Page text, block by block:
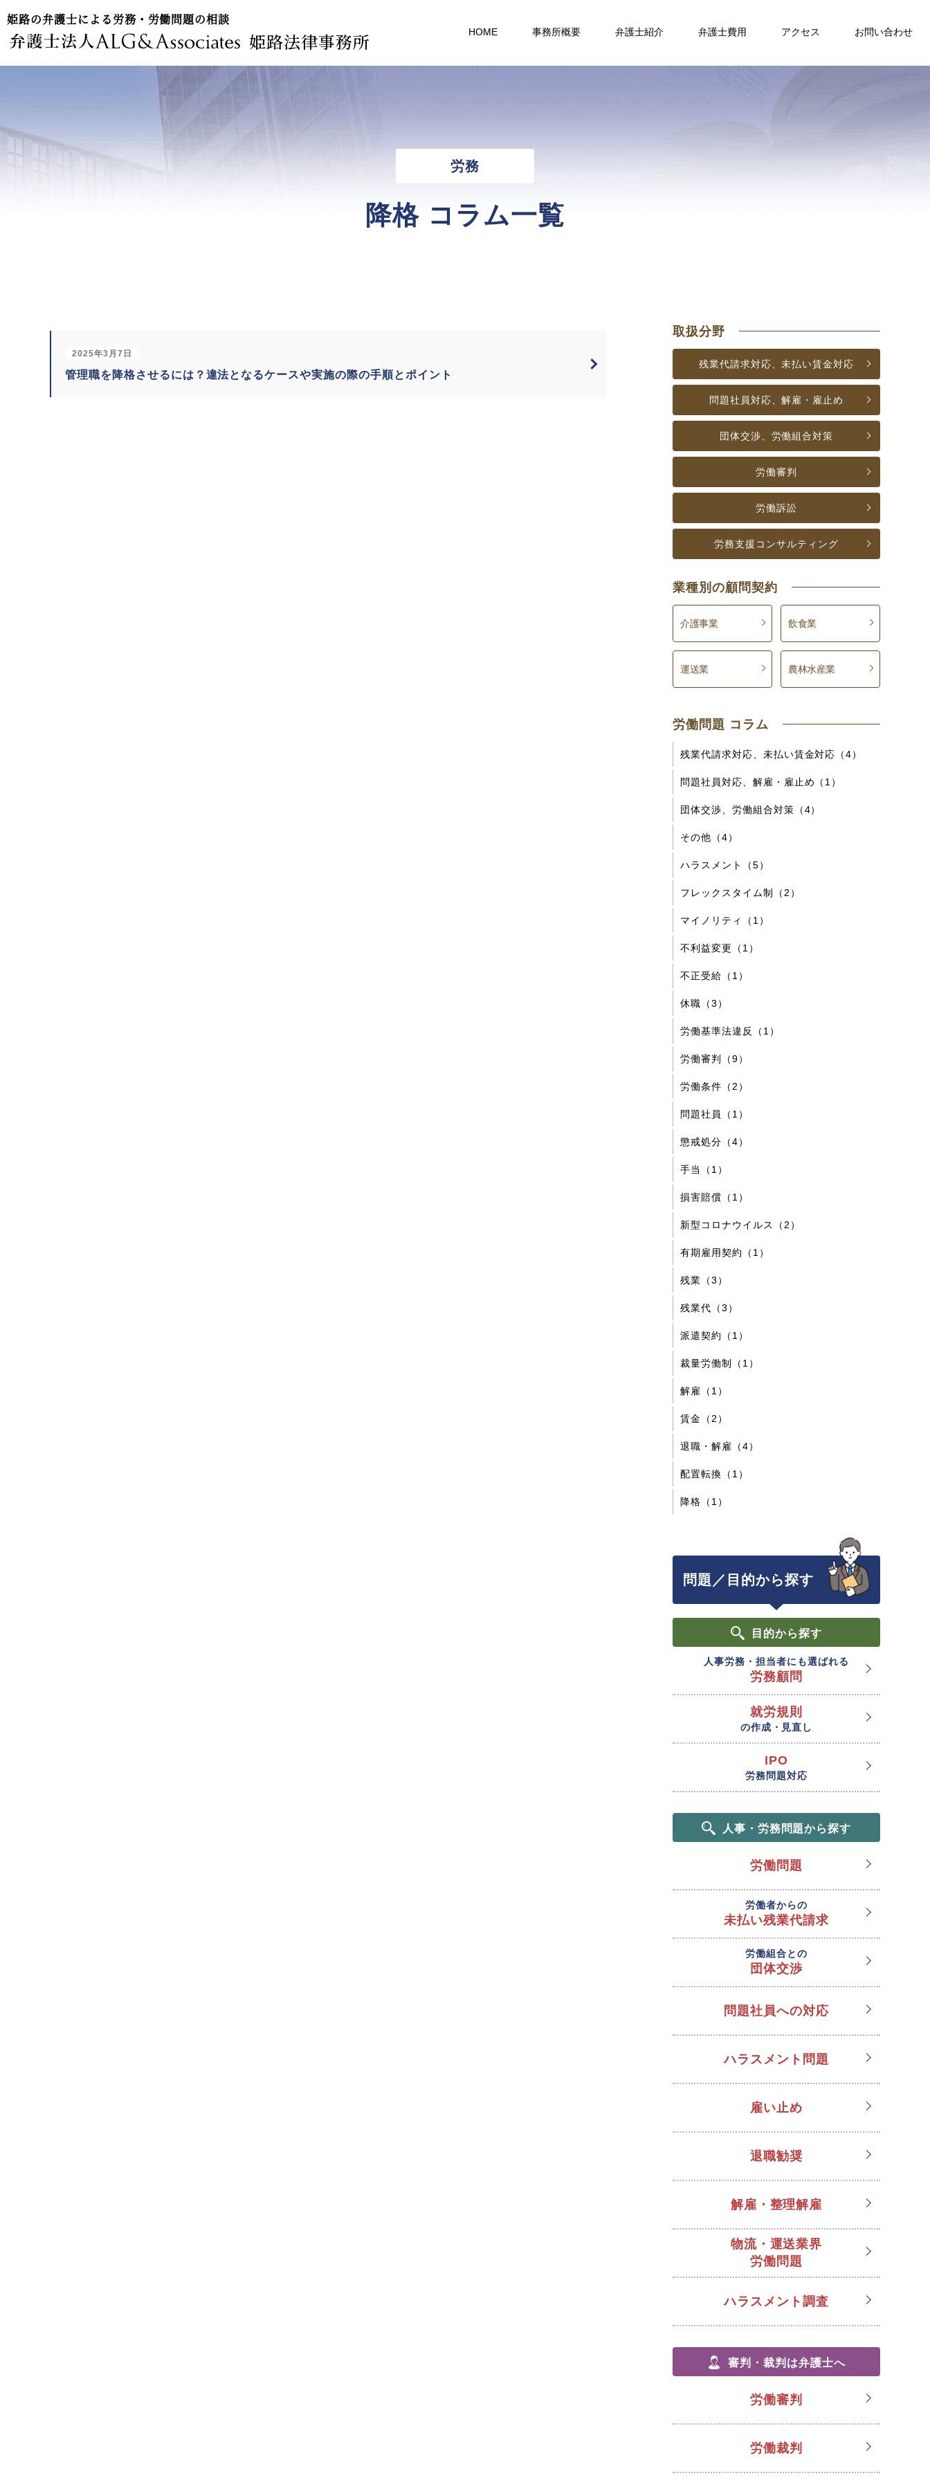
姫路の弁護士による労務・労働問題の相談
姫路法律事務所 HOME 事務所概要 弁護士紹介 弁護士費用 アクセス お問い合わせ
労務
降格 コラム一覧
2025年3月7日
管理職を降格させるには？違法となるケースや実施の際の手順とポイント
取扱分野
残業代請求対応、未払い賃金対応
問題社員対応、解雇・雇止め
団体交渉、労働組合対策
労働審判
労働訴訟
労務支援 コンサルティング
業種別の顧問契約
介護事業 飲食業
運送業 農林水産業
労働問題 コラム
残業代請求対応、未払い賃金対応（4）
問題社員対応、解雇・雇止め（1）
団体交渉、労働組合対策（4）
その他（4）
ハラスメント（5）
フレックスタイム制（2）
マイノリティ（1）
不利益変更（1）
不正受給（1）
休職（3）
労働基準法違反（1）
労働審判（9）
労働条件（2）
問題社員（1）
懲戒処分（4）
手当（1）
損害賠償（1）
新型コロナウイルス（2）
有期雇用契約（1）
残業（3）
残業代（3）
派遣契約（1）
裁量労働制（1）
解雇（1）
賃金（2）
退職・解雇（4）
配置転換（1）
降格（1）
問題／目的から探す
目的から探す
人事労務・担当者にも選ばれる
労務顧問
就労規則
の作成・見直し
IPO
労務問題対応
人事・労務問題から探す
労働問題
労働者からの
未払い残業代請求
労働組合との
団体交渉
問題社員への対応
ハラスメント問題
雇い止め
退職勧奨
解雇・整理解雇
物流・運送業界
労働問題
ハラスメント調査
審判・裁判は弁護士へ
労働審判
労働裁判